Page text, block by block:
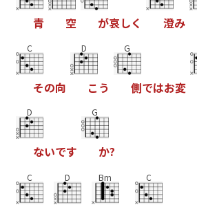
青 空 が哀しく 澄み
C
その向
D
こ う
G
側ではお変
D
ないです
G
か?
C D Bm C